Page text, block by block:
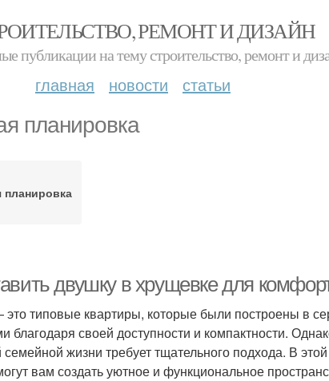
РЕМОНТ И ДИЗАЙН
публикации на тему строительство, ремонт и
главная новости статьи
планировка
планировка
двушку в хрущевке для
типовые квартиры, которые были построены в
благодаря своей доступности и компактности.
жизни требует тщательного подхода. В
вам создать уютное и функциональное